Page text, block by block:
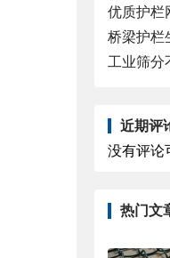
优质护栏
桥梁护栏
工业筛分
近期评
没有评论
热门文